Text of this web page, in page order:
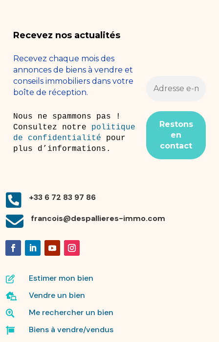
Recevez nos actualités
Recevez chaque mois des
annonces de biens à vendre et
conseils immobiliers dans votre
boîte de réception.
Nous ne spammons pas !
Consultez notre politique
de confidentialité pour
plus d’informations.
 +33 6 72 83 97 86
 francois@despallieres-immo.com
 Estimer mon bien
 Vendre un bien
 Me rechercher un bien
 Biens à vendre/vendus